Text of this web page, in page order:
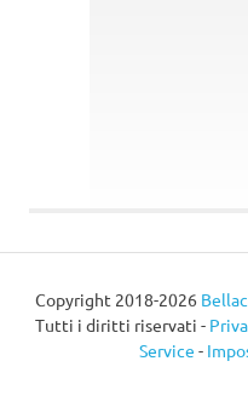
Copyright 2018-2026
Tutti i diritti riservati -
Service -